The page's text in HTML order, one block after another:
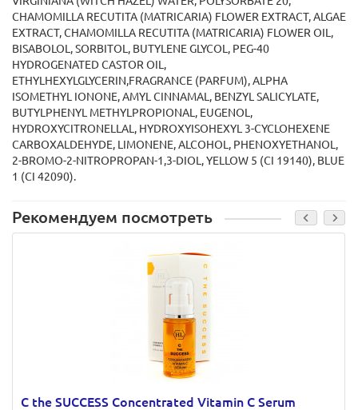
CHAMOMILLA RECUTITA (MATRICARIA) FLOWER EXTRACT, ALGAE
EXTRACT, CHAMOMILLA RECUTITA (MATRICARIA) FLOWER OIL,
BISABOLOL, SORBITOL, BUTYLENE GLYCOL, PEG-40
HYDROGENATED CASTOR OIL,
ETHYLHEXYLGLYCERIN,FRAGRANCE (PARFUM), ALPHA
ISOMETHYL IONONE, AMYL CINNAMAL, BENZYL SALICYLATE,
BUTYLPHENYL METHYLPROPIONAL, EUGENOL,
HYDROXYCITRONELLAL, HYDROXYISOHEXYL 3-CYCLOHEXENE
CARBOXALDEHYDE, LIMONENE, ALCOHOL, PHENOXYETHANOL,
2-BROMO-2-NITROPROPAN-1,3-DIOL, YELLOW 5 (CI 19140), BLUE
1 (CI 42090).
Рекомендуем посмотреть
C the SUCCESS Concentrated Vitamin C Serum